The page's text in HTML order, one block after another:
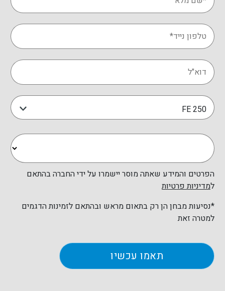
הילוכים
מערכת קירור: נוזל
כוח סוס: 14.4
FE 250
הפרטים והמידע שאתה מוסר יישמרו על ידי החברה בהתאם
למדיניות פרטיות
*נסיעות מבחן הן רק בתאום מראש ובהתאם לזמינות הדגמים
למטרה זאת